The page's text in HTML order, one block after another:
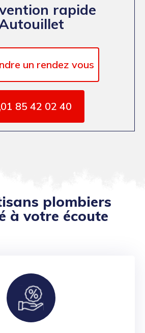
rapide
un rendez vous
01 85 42 02 40
plombiers
à votre écoute